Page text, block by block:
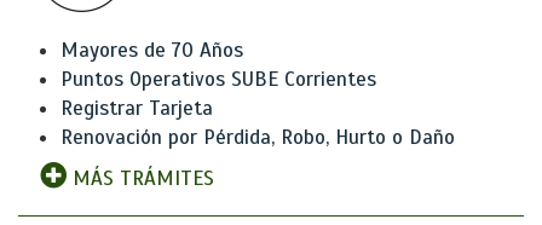
Mayores de 70 Años
Puntos Operativos SUBE Corrientes
Registrar Tarjeta
Renovación por Pérdida, Robo, Hurto o Daño
MÁS TRÁMITES